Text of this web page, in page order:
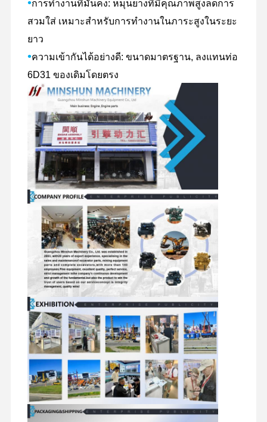
หน้าแรก สินค้า รายการ VR เกี่ยวกับเรา
ทัวร์โรงงาน
การควบคุม
คุณภาพ
ติดต่อเรา ข่าว
กรณี
การทํางานที่มั่นคง: หมุนยางที่มีคุณภาพสูงลดการ
สวมใส่ เหมาะสําหรับการทํางานในภาระสูงในระยะ
ยาว
•ความเข้ากันได้อย่างดี: ขนาดมาตรฐาน, ลงแทนท่อ
6D31 ของเดิมโดยตรง